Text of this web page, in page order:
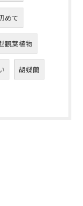
めて
観葉植物
胡蝶蘭